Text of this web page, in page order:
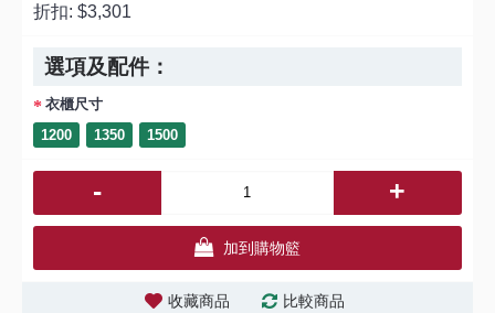
折扣: $3,301
選項及配件：
衣櫃尺寸
1200
1350 1500
- +
加到購物籃
收藏商品 比較商品